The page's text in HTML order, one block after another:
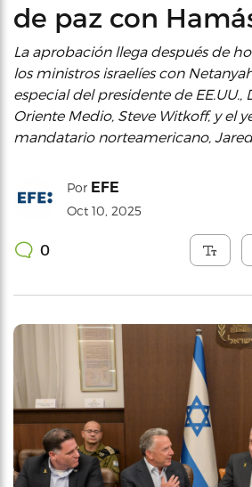
de paz con
La aprobación llega después de
los ministros israelíes con
especial del presidente de
Oriente Medio, Steve Witkoff, y el
mandatario norteamericano,
Por EFE
Oct 10, 2025
0